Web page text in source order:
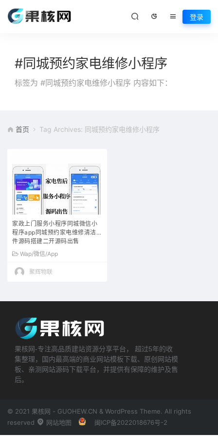
登录
#同城预约家电维修小程序
标签为 #同城预约家电维修小程序 内容如下：
首页 Tag Archives: 同城预约家电维修小程序
家政上门服务小程序同城微信小
程序app同城预约家电维修清洁软
件源码搭建二开源码出售
Wap/微信/App
聚辉物联
果核网-专注高品质建站资源分享平台， 超过5年的收
集整理，国内最高端的商业网站模板下载、原创网站模
板、亲测网站源码下载平台，并提供有保障的维护及售
后。
© 2021 果核网 - GUOHEW.CN & WordPress Theme. All rights
reserved
网站地图 闽ICP备2022018676号-2